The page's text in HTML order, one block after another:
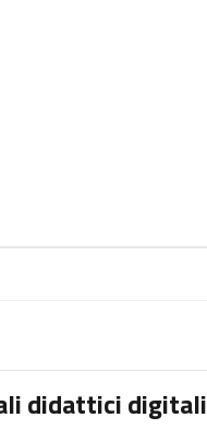
didattici digitali